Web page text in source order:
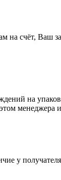
на счёт, Ваш
на
менеджера
у